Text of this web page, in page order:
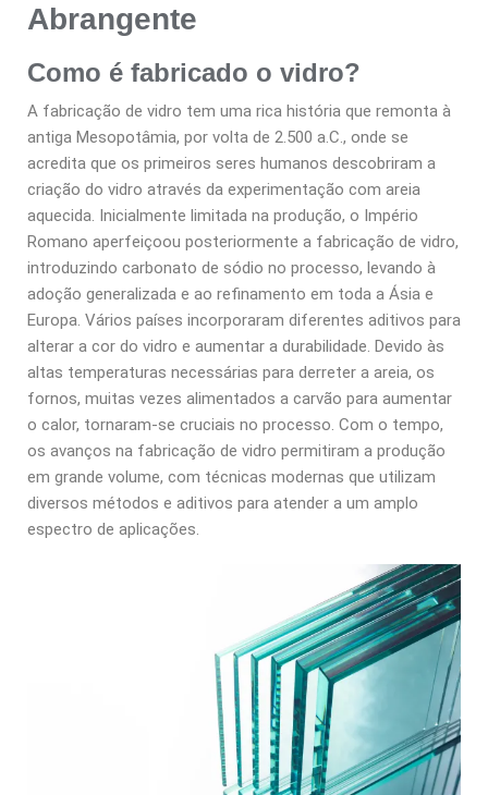
Abrangente
Como é fabricado o vidro?
A fabricação de vidro tem uma rica história que remonta à
antiga Mesopotâmia, por volta de 2.500 a.C., onde se
acredita que os primeiros seres humanos descobriram a
criação do vidro através da experimentação com areia
aquecida. Inicialmente limitada na produção, o Império
Romano aperfeiçoou posteriormente a fabricação de vidro,
introduzindo carbonato de sódio no processo, levando à
adoção generalizada e ao refinamento em toda a Ásia e
Europa. Vários países incorporaram diferentes aditivos para
alterar a cor do vidro e aumentar a durabilidade. Devido às
altas temperaturas necessárias para derreter a areia, os
fornos, muitas vezes alimentados a carvão para aumentar
o calor, tornaram-se cruciais no processo. Com o tempo,
os avanços na fabricação de vidro permitiram a produção
em grande volume, com técnicas modernas que utilizam
diversos métodos e aditivos para atender a um amplo
espectro de aplicações.